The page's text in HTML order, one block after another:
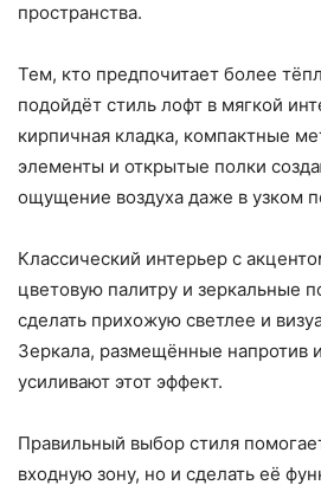
пространства.
Тем, кто предпочитает более
подойдёт стиль лофт в мягкой
кирпичная кладка, компактные
элементы и открытые полки
ощущение воздуха даже в узком
Классический интерьер с
цветовую палитру и зеркальные
сделать прихожую светлее и
Зеркала, размещённые напротив
усиливают этот эффект.
Правильный выбор стиля
входную зону, но и сделать её